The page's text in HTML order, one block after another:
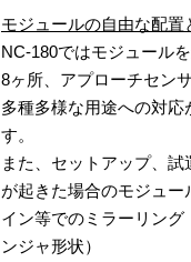
モジュールの自由な配置
NC-180ではモジュール
8ヶ所、アプローチセン
多種多様な用途への対応
す。
また、セットアップ、
が起きた場合のモジュ
イン等でのミラーリング
ンジャ形状）